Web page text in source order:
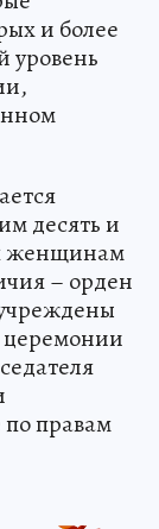
и более
уровень
десять и
женщинам
– орден
церемонии
правам